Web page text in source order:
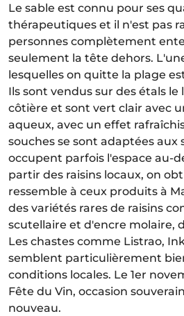
Le sable est connu pour ses
thérapeutiques et il n'est pas
personnes complètement
seulement la tête dehors.
lesquelles on quitte la plage
Ils sont vendus sur des étals
côtière et sont vert clair avec
aqueux, avec un effet
souches se sont adaptées aux
occupent parfois l'espace au-
partir des raisins locaux, on
ressemble à ceux produits à
des variétés rares de raisins
scutellaire et d'encre molaire,
Les chastes comme Listrao,
semblent particulièrement
conditions locales. Le 1er
Fête du Vin, occasion
nouveau.